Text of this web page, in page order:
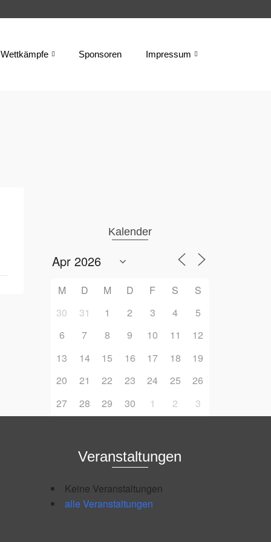
Wettkämpfe Sponsoren Impressum
Kalender
M D M D F S
S
30
31 1 2 3 4
5
6
7 8 9 10 11
12
13
14 15 16 17 18
19
20
21 22 23 24 25
26
27
28 29 30 1 2 3
Veranstaltungen
Keine Veranstaltungen
alle Veranstaltungen